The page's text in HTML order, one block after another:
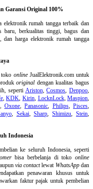
Garansi Original 100%
elektronik rumah tangga terbaik dan
baru, berkualitas tinggi, bagus dan
dan harga elektronik rumah tangga
onlineJualElektronik.com untuk
original dengan kualitas bagus
seperti Ariston,Cosmos ,Denpoo
,KDK Kirin, LocknLock,Maspion
, Oxone,Panasonic Philips, Pisces
, Sekai,Sharp ,Shimizu ,Stein
Indonesia
ke seluruh Indonesia, seperti
bisa berbelanja di tokoonline
via contactlewat WhatsAppdan
penawaran khusus untuk
faktur pajak untuk pembelian